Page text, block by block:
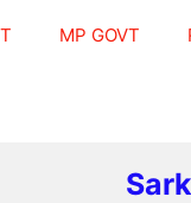
MP GOVT